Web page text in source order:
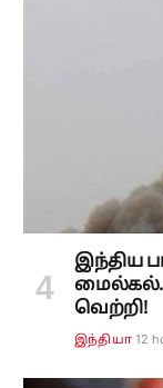
இந்திய
வெற்றி!
இந்தியா 12